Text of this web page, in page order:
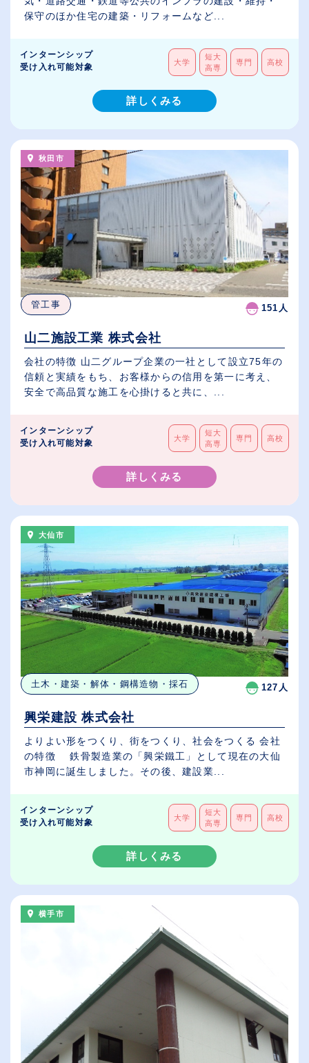
保守のほか住宅の建築・リフォームなど...
インターンシップ
受け入れ可能対象
大学
短大
高専
専門 高校
詳しくみる
秋田市
管工事 151人
山二施設工業 株式会社
会社の特徴 山二グループ企業の一社として設立75年の
信頼と実績をもち、お客様からの信用を第一に考え、
安全で高品質な施工を心掛けると共に、...
インターンシップ
受け入れ可能対象
大学
短大
高専
専門 高校
詳しくみる
大仙市
土木・建築・解体・鋼構造物・採石 127人
興栄建設 株式会社
よりよい形をつくり、街をつくり、社会をつくる 会社
の特徴 鉄骨製造業の「興栄鐵工」として現在の大仙
市神岡に誕生しました。その後、建設業...
インターンシップ
受け入れ可能対象
大学
短大
高専
専門 高校
詳しくみる
横手市